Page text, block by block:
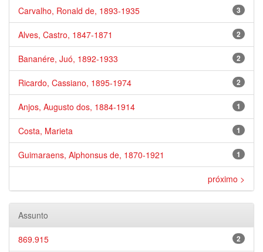
3
Carvalho, Ronald de, 1893-1935
2
Alves, Castro, 1847-1871
2
Bananére, Juó, 1892-1933
2
Ricardo, Cassiano, 1895-1974
1
Anjos, Augusto dos, 1884-1914
1
Costa, Marieta
1
Guimaraens, Alphonsus de, 1870-1921
próximo >
Assunto
2
869.915